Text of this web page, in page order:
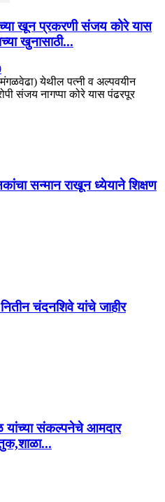
खून प्रकरणी संजय कोरे यास
खुनासाठी...
मंगळवेढा) येथील पत्नी व अल्पवयीन
संजय नागप्पा कोरे यास पंढरपूर
सन्मान राखून ध्येयाने शिक्षण
चंदनशिवे यांचे जाहीर
यांच्या संकल्पनेचे आमदार